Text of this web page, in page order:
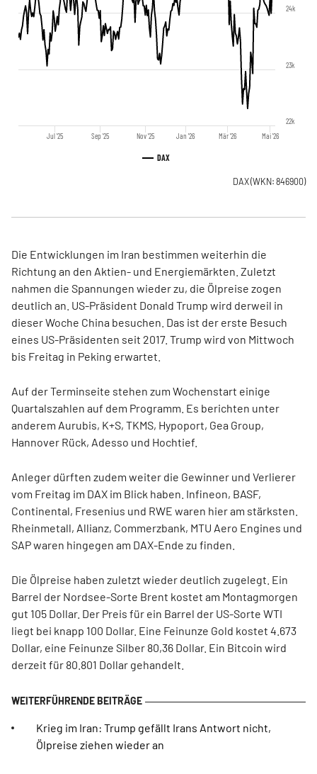
DAX
Jul '25 Sep '25 Nov '25 Jan '26 Mär '26 Mai '26
22k
23k
24k
DAX(WKN: 846900)
Die Entwicklungen im Iran bestimmen weiterhin die
Richtung an den Aktien- und Energiemärkten. Zuletzt
nahmen die Spannungen wieder zu, die Ölpreise zogen
deutlich an. US-Präsident Donald Trump wird derweil in
dieser Woche China besuchen. Das ist der erste Besuch
eines US-Präsidenten seit 2017. Trump wird von Mittwoch
bis Freitag in Peking erwartet.
Auf der Terminseite stehen zum Wochenstart einige
Quartalszahlen auf dem Programm. Es berichten unter
anderem Aurubis, K+S, TKMS, Hypoport, Gea Group,
Hannover Rück, Adesso und Hochtief.
Anleger dürften zudem weiter die Gewinner und Verlierer
vom Freitag im DAX im Blick haben. Infineon, BASF,
Continental, Fresenius und RWE waren hier am stärksten.
Rheinmetall, Allianz, Commerzbank, MTU Aero Engines und
SAP waren hingegen am DAX-Ende zu finden.
Die Ölpreise haben zuletzt wieder deutlich zugelegt. Ein
Barrel der Nordsee-Sorte Brent kostet am Montagmorgen
gut 105 Dollar. Der Preis für ein Barrel der US-Sorte WTI
liegt bei knapp 100 Dollar. Eine Feinunze Gold kostet 4.673
Dollar, eine Feinunze Silber 80,36 Dollar. Ein Bitcoin wird
derzeit für 80.801 Dollar gehandelt.
Krieg im Iran: Trump gefällt Irans Antwort nicht,
Ölpreise ziehen wieder an